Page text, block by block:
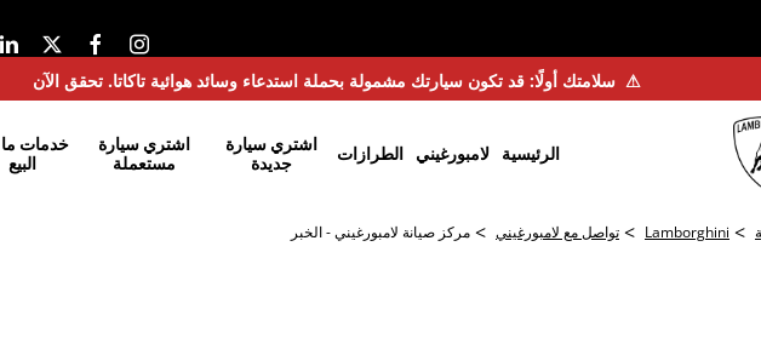
⚠ سلامتك أولًا: قد تكون سيارتك مشمولة بحملة استدعاء وسائد هوائية تاكاتا. تحقق الآن
الرئيسية لامبورغيني الطرازات
اشتري سيارة
جديدة
اشتري سيارة
مستعملة
خدمات ما
البيع
>
Lamborghini
> تواصل مع لامبورغيني > مركز صيانة لامبورغيني - الخبر